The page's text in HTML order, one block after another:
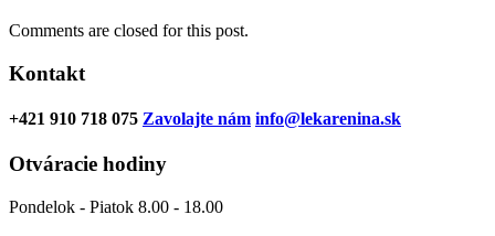
Comments are closed for this post.
Kontakt
+421 910 718 075 Zavolajte nám info@lekarenina.sk
Otváracie hodiny
Pondelok - Piatok 8.00 - 18.00